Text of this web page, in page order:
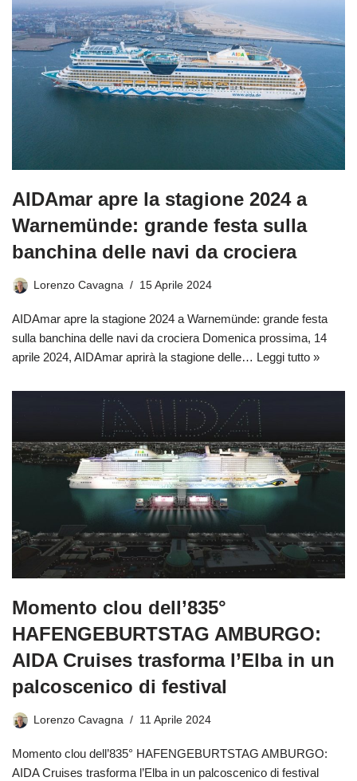
AIDAmar apre la stagione 2024 a
Warnemünde: grande festa sulla
banchina delle navi da crociera
Lorenzo Cavagna 15 Aprile 2024
AIDAmar apre la stagione 2024 a Warnemünde: grande festa
sulla banchina delle navi da crociera Domenica prossima, 14
aprile 2024, AIDAmar aprirà la stagione delle… Leggi tutto »
Momento clou dell’835°
HAFENGEBURTSTAG AMBURGO:
AIDA Cruises trasforma l’Elba in un
palcoscenico di festival
Lorenzo Cavagna 11 Aprile 2024
Momento clou dell’835° HAFENGEBURTSTAG AMBURGO:
AIDA Cruises trasforma l’Elba in un palcoscenico di festival